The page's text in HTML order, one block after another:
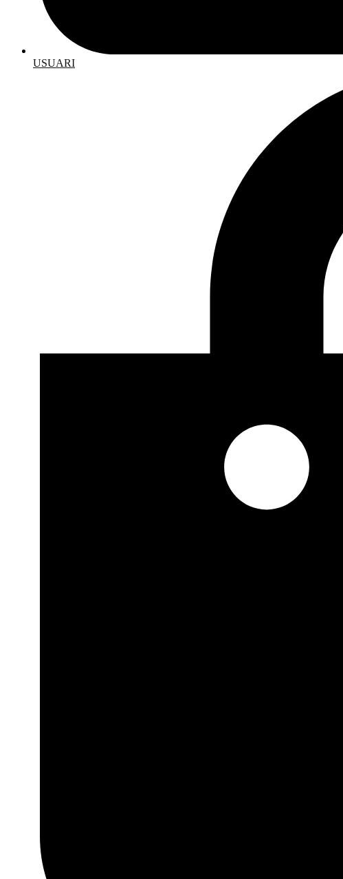
USUARI